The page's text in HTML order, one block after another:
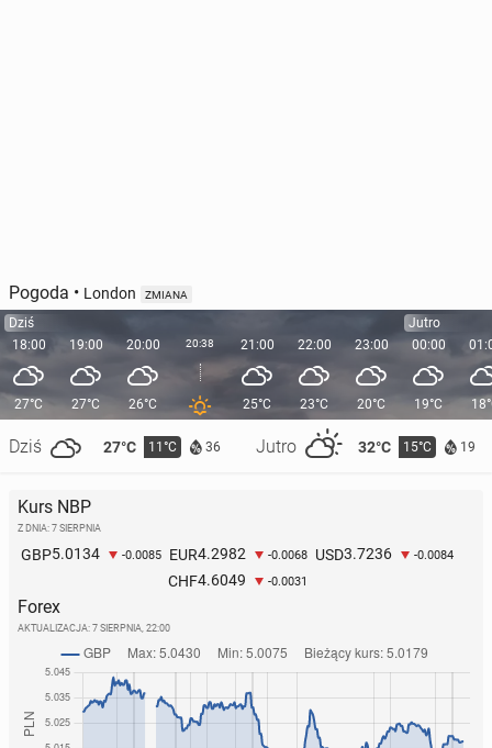
Pogoda • London ZMIANA
Dziś
18:00
27°C
Dziś 27°C 11°C 36 Jutro 32°C 15°C 19
19:00
27°C
20:00
26°C
20:38 21:00
25°C
22:00
23°C
23:00
20°C
Jutro
00:00
19°C
Kurs NBP
Z DNIA: 7 SIERPNIA
GBP5.0134 -0.0085 EUR4.2982 -0.0068 USD3.7236 -0.0084
CHF4.6049 -0.0031
Forex
AKTUALIZACJA: 7 SIERPNIA, 22:00